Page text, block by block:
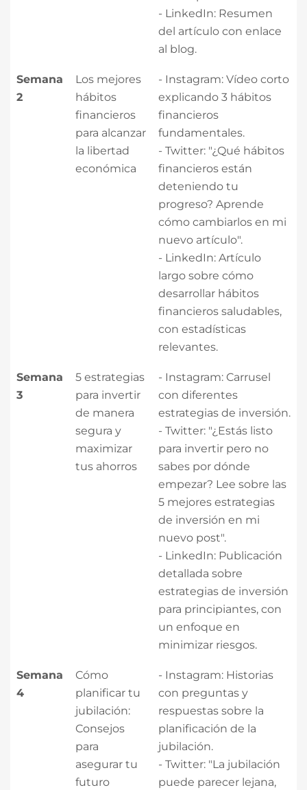
- LinkedIn: Resumen
del artículo con enlace
al blog.
Semana
2
Los mejores
hábitos
financieros
para alcanzar
la libertad
económica
- Instagram: Vídeo corto
explicando 3 hábitos
financieros
fundamentales.
- Twitter: "¿Qué hábitos
financieros están
deteniendo tu
progreso? Aprende
cómo cambiarlos en mi
nuevo artículo".
- LinkedIn: Artículo
largo sobre cómo
desarrollar hábitos
financieros saludables,
con estadísticas
relevantes.
Semana
3
5 estrategias
para invertir
de manera
segura y
maximizar
tus ahorros
- Instagram: Carrusel
con diferentes
estrategias de inversión.
- Twitter: "¿Estás listo
para invertir pero no
sabes por dónde
empezar? Lee sobre las
5 mejores estrategias
de inversión en mi
nuevo post".
- LinkedIn: Publicación
detallada sobre
estrategias de inversión
para principiantes, con
un enfoque en
minimizar riesgos.
Semana
4
Cómo
planificar tu
jubilación:
Consejos
para
asegurar tu
futuro
- Instagram: Historias
con preguntas y
respuestas sobre la
planificación de la
jubilación.
- Twitter: "La jubilación
puede parecer lejana,